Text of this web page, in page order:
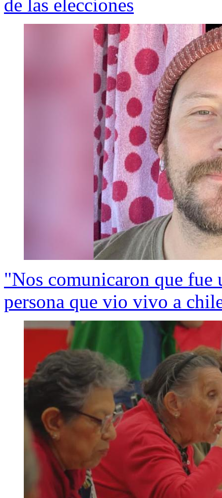
de las elecciones
"Nos comunicaron que
persona que vio vivo a